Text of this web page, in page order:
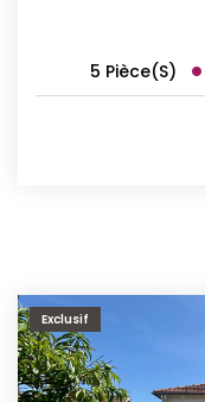
5 Pièce(s)
Exclusif